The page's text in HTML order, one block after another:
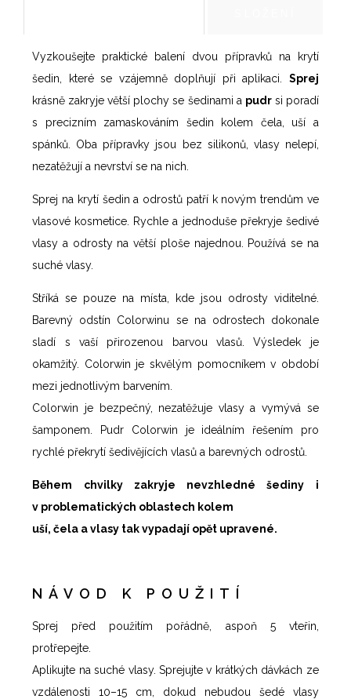
Vyzkoušejte praktické balení dvou přípravků na krytí
šedin, které se vzájemně doplňují při aplikaci. Sprej
krásně zakryje větší plochy se šedinami a pudrsi poradí
s precizním zamaskováním šedin kolem čela, uší a
spánků. Oba přípravky jsou bez silikonů, vlasy nelepí,
nezatěžují a nevrství se na nich.
Sprej na krytí šedin a odrostů patří k novým trendům ve
vlasové kosmetice. Rychle a jednoduše překryje šedivé
vlasy a odrosty na větší ploše najednou. Používá se na
suché vlasy.
Stříká se pouze na místa, kde jsou odrosty viditelné.
Barevný odstín Colorwinu se na odrostech dokonale
sladí s vaší přirozenou barvou vlasů. Výsledek je
okamžitý. Colorwin je skvělým pomocníkem v období
mezi jednotlivým barvením.
Colorwin je bezpečný, nezatěžuje vlasy a vymývá se
šamponem. Pudr Colorwin je ideálním řešením pro
rychlé překrytí šedivějících vlasů a barevných odrostů.
Během chvilky zakryje nevzhledné šediny i
v problematických oblastech kolem
uší, čela a vlasy tak vypadají opět upravené.
NÁVOD K POUŽITÍ
Sprej před použitím pořádně, aspoň 5 vteřin,
protřepejte.
Aplikujte na suché vlasy. Sprejujte v krátkých dávkách ze
vzdálenosti 10–15 cm, dokud nebudou šedé vlasy